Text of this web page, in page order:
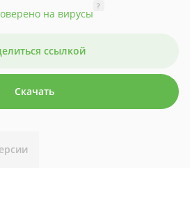
на вирусы
?
ссылкой
Скачать